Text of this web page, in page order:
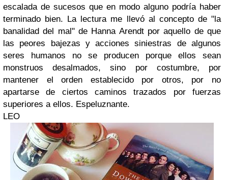
escalada de sucesos que en modo alguno podría haber
terminado bien. La lectura me llevó al concepto de "la
banalidad del mal" de Hanna Arendt por aquello de que
las peores bajezas y acciones siniestras de algunos
seres humanos no se producen porque ellos sean
monstruos desalmados, sino por costumbre, por
mantener el orden establecido por otros, por no
apartarse de ciertos caminos trazados por fuerzas
superiores a ellos. Espeluznante.
LEO